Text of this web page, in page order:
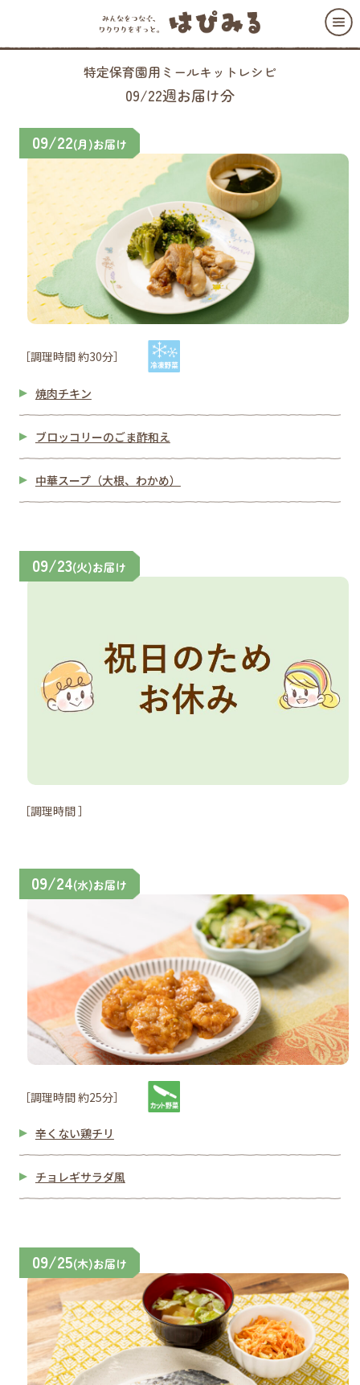
特定保育園用ミールキットレシピ
09/22週お届け分
09/22(月)お届け
［調理時間 約30分］
焼肉チキン
ブロッコリーのごま酢和え
中華スープ（大根、わかめ）
09/23(火)お届け
［調理時間 ］
09/24(水)お届け
［調理時間 約25分］
辛くない鶏チリ
チョレギサラダ風
09/25(木)お届け